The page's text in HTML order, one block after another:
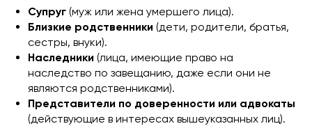
Супруг (муж или жена умершего лица).
Близкие родственники (дети, родители, братья,
сестры, внуки).
Наследники (лица, имеющие право на
наследство по завещанию, даже если они не
являются родственниками).
Представители по доверенности или адвокаты
(действующие в интересах вышеуказанных лиц).